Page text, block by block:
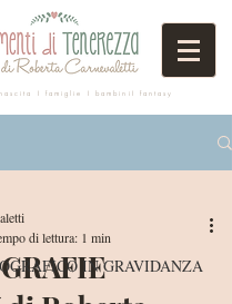
I famiglie I bambiniI fantasy
IN GRAVIDANZA
di lettura: 1 min